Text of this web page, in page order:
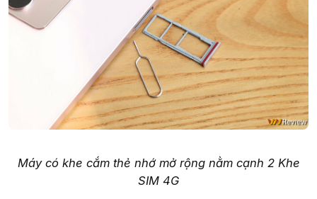
Máy có khe cắm thẻ nhớ mở rộng nằm cạnh 2 Khe
SIM 4G